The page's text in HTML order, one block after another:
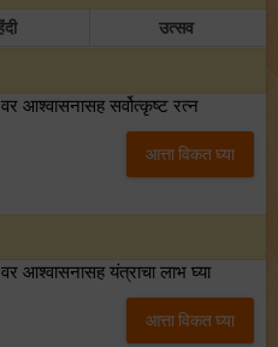
उत्सव
आश्वासनासह सर्वोत्कृष्ट रत्न
आत्ता विकत घ्या
आश्वासनासह यंत्राचा लाभ घ्या
आत्ता विकत घ्या